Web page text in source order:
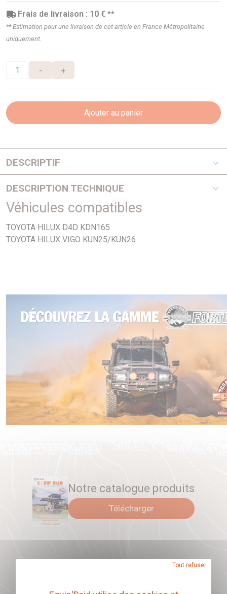
Frais de livraison : 10 € **
** Estimation pour une livraison de cet article en France Métropolitaine
uniquement.
- +
Ajouter au panier
DESCRIPTIF
DESCRIPTION TECHNIQUE
PHOTO NON CONTRACTUELLE
Véhicules compatibles
TOYOTA HILUX D4D KDN165
TOYOTA HILUX VIGO KUN25/KUN26
Notre catalogue produits
Télécharger
Tout refuser